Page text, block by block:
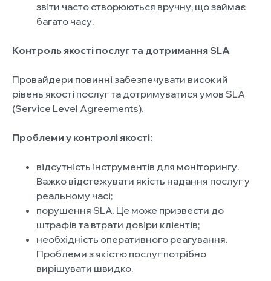
звіти часто створюються вручну, що займає
багато часу.
Контроль якості послуг та дотримання SLA
Провайдери повинні забезпечувати високий
рівень якості послуг та дотримуватися умов SLA
(Service Level Agreements).
Проблеми у контролі якості:
відсутність інструментів для моніторингу.
Важко відстежувати якість надання послуг у
реальному часі;
порушення SLA. Це може призвести до
штрафів та втрати довіри клієнтів;
необхідність оперативного реагування.
Проблеми з якістю послуг потрібно
вирішувати швидко.